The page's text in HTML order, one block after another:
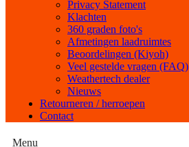
Privacy Statement
Klachten
360 graden foto's
Afmetingen laadruimtes
Beoordelingen (Kiyoh)
Veel gestelde vragen (FAQ)
Weathertech dealer
Nieuws
Retourneren / herroepen
Contact
Menu